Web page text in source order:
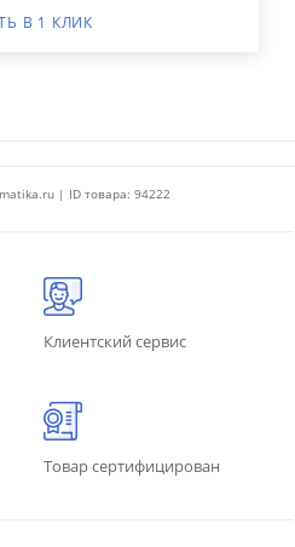
В 1 КЛИК
| ID товара: 94222
Клиентский сервис
Товар сертифицирован